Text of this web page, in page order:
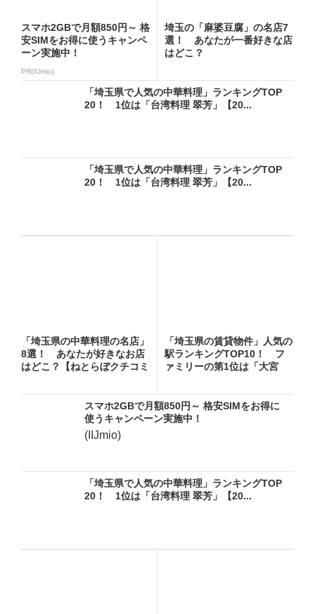
スマホ2GBで月額850円～ 格
安SIMをお得に使うキャンペ
ーン実施中！
PR(IIJmio)
埼玉の「麻婆豆腐」の名店7
選！ あなたが一番好きな店
はどこ？
「埼玉県で人気の中華料理」ランキングTOP
20！ 1位は「台湾料理 翠芳」【20...
「埼玉県で人気の中華料理」ランキングTOP
20！ 1位は「台湾料理 翠芳」【20...
「埼玉県の中華料理の名店」
8選！ あなたが好きなお店
はどこ？【ねとらぼクチコミ
「埼玉県の賃貸物件」人気の
駅ランキングTOP10！ フ
ァミリーの第1位は「大宮
スマホ2GBで月額850円～ 格安SIMをお得に
使うキャンペーン実施中！
(IIJmio)
「埼玉県で人気の中華料理」ランキングTOP
20！ 1位は「台湾料理 翠芳」【20...